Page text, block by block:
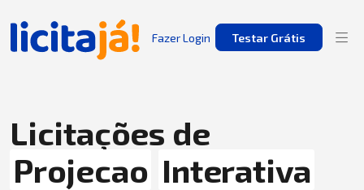
Fazer Login Testar Grátis
Licitações de
Projecao Interativa